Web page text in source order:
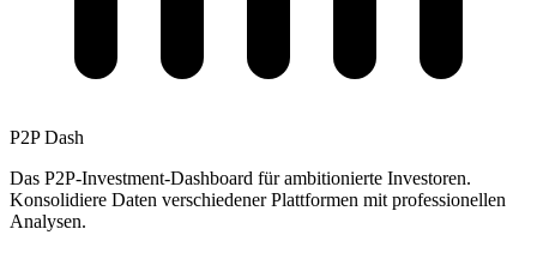
P2P Dash
Das P2P-Investment-Dashboard für ambitionierte Investoren.
Konsolidiere Daten verschiedener Plattformen mit professionellen
Analysen.